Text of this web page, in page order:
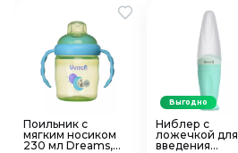
Поильник с
мягким носиком
230 мл Dreams,
Ниблер с
ложечкой для
введения
Выгодно